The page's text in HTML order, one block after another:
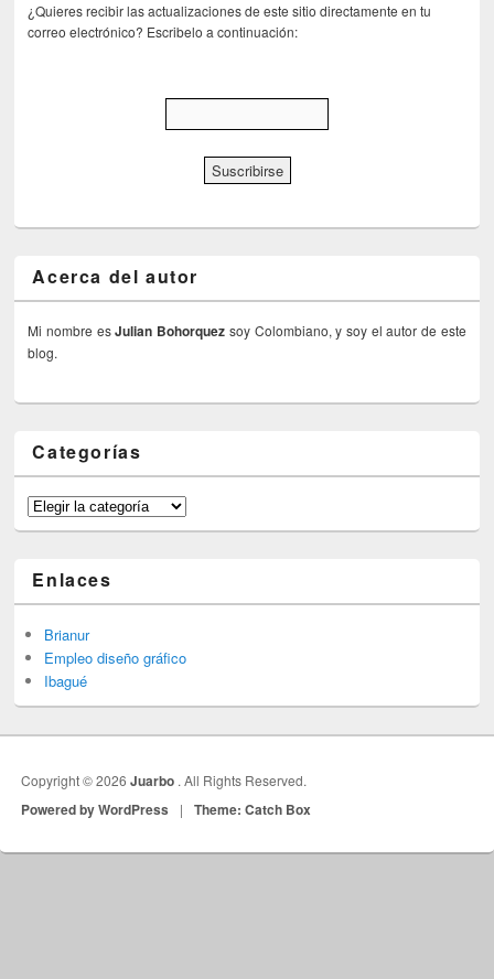
¿Quieres recibir las actualizaciones de este sitio directamente en tu
correo electrónico? Escribelo a continuación:
Acerca del autor
Mi nombre esJulian Bohorquez soy Colombiano, y soy el autor de este
blog.
Categorías
Categorías
Enlaces
Brianur
Empleo diseño gráfico
Ibagué
Copyright © 2026Juarbo . All Rights Reserved.
Powered by WordPress | Theme: Catch Box